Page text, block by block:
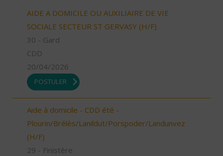
AIDE A DOMICILE OU AUXILIAIRE DE VIE
SOCIALE SECTEUR ST GERVASY (H/F)
30 - Gard
CDD
20/04/2026
POSTULER
Aide à domicile - CDD été -
Plourin/Brélès/Lanildut/Porspoder/Landunvez
(H/F)
29 - Finistère